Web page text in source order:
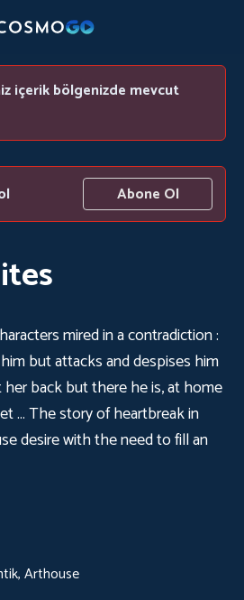
içerik bölgenizde mevcut
Abone Ol
mired in a contradiction :
but attacks and despises him
back but there he is, at home
... The story of heartbreak in
desire with the need to fill an
Arthouse